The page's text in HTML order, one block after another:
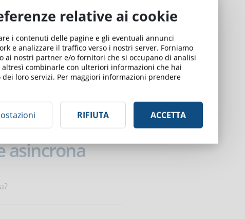
informatica in relazione
e influenzare il
asincrona
relative ai cookie
i contenuti delle pagine e gli eventuali annunci
e analizzare il traffico verso i nostri server. Forniamo
nostri partner e/o fornitori che si occupano di analisi
combinarle con ulteriori informazioni che hai
loro servizi. Per maggiori informazioni prendere
RIFIUTA ACCETTA